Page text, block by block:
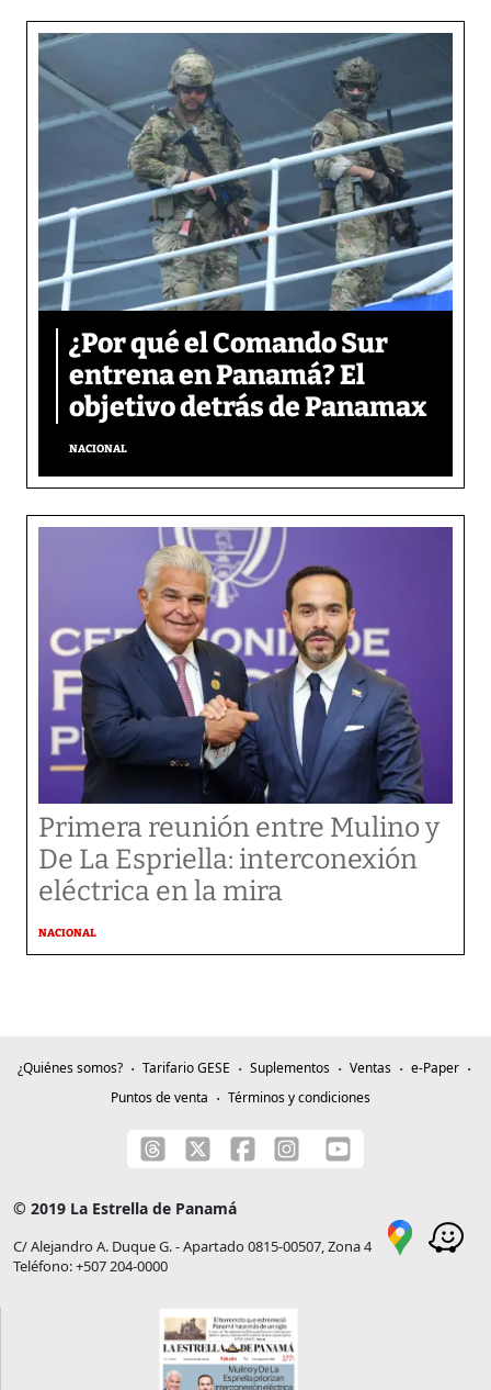
¿Por qué el Comando Sur
entrena en Panamá? El
objetivo detrás de Panamax
NACIONAL
Primera reunión entre Mulino y
De La Espriella: interconexión
eléctrica en la mira
NACIONAL
¿Quiénes somos? Tarifario GESE Suplementos Ventas
e-Paper
Puntos de venta
Términos y condiciones
© 2019 La Estrella de Panamá
C/ Alejandro A. Duque G. - Apartado 0815-00507, Zona 4
Teléfono: +507 204-0000